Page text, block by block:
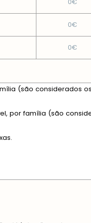
0€
0€
(são considerados
por família (são